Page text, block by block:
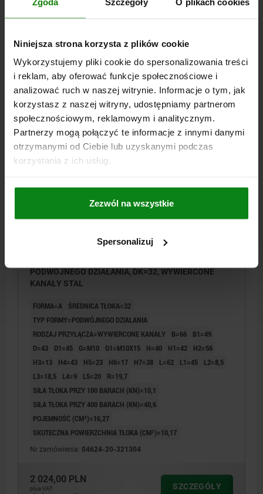
Niniejsza strona korzysta z plików cookie
Wykorzystujemy pliki cookie do spersonalizowania treści
i reklam, aby oferować funkcje społecznościowe i
analizować ruch w naszej witrynie. Informacje o tym, jak
korzystasz z naszej witryny, udostępniamy partnerom
społecznościowym, reklamowym i analitycznym.
Partnerzy mogą połączyć te informacje z innymi danymi
otrzymanymi od Ciebie lub uzyskanymi podczas
korzystania z ich usług.
Zezwól na wszystkie
Spersonalizuj
L2=6,75 L4=11 L5=15,63
SIŁA TŁOKA PRZY 100 BARACH (KN)=6,15
POJEMNOŚĆ (CM³)=8,82
SKUTECZNA POWIERZCHNIA TŁOKA (CM²)=6,15
Nr zamówienia:04624-20-251304
1 654,62 PLN
plus VAT
SZCZEGÓŁY
04624-20 A
PODWÓJNEGO DZIAŁANIA, DK=32, WYWIERCONE
KANAŁY STAL
FORMA=A
ŚREDNICA TŁOKA=32
TYP FORMY=PODWÓJNEGO DZIALANIA
RODZAJ PRZYŁĄCZA=WYWIERCONE KANAŁY
B=66
B1=49
D=43
D1=45 G=M10 G1=M10X15 H=40 H1=42
H2=56
H3=13
H4=43 H5=23 H6=17 H7=38 L=62 L1=45
L2=8,5
L3=18,5
L4=9 L5=20
R=19,7
SIŁA TŁOKA PRZY 100 BARACH (KN)=10,1
SIŁA TŁOKA PRZY 400 BARACH (KN)=40,6
POJEMNOŚĆ (CM³)=16,27
SKUTECZNA POWIERZCHNIA TŁOKA (CM²)=10,17
Nr zamówienia: 04624-20-321304
2 024,00 PLN
plus VAT
SZCZEGÓŁY